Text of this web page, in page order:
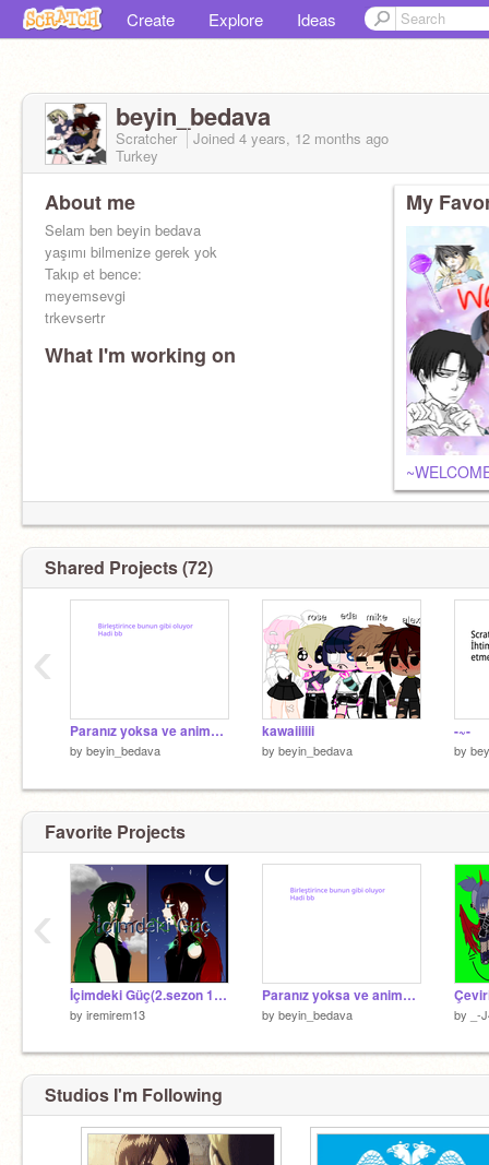
Create Explore Ideas
beyin_bedava
Scratcher Joined 4 years, 12 months ago
Turkey
About me
Selam ben beyin bedava
yaşımı bilmenize gerek yok
Takıp et bence:
meyemsevgi
trkevsertr
What I'm working on
My
Shared Projects (72)
Paranız yoksa ve anime figürü istiyorsanız bakın
by beyin_bedava
kawaiiiiii
by beyin_bedava
-~-
by
‹
Favorite Projects
İçimdeki Güç(2.sezon 1.bölüm)
by iremirem13
Paranız yoksa ve anime figürü istiyorsanız bakın
by beyin_bedava by
‹
Studios I'm Following